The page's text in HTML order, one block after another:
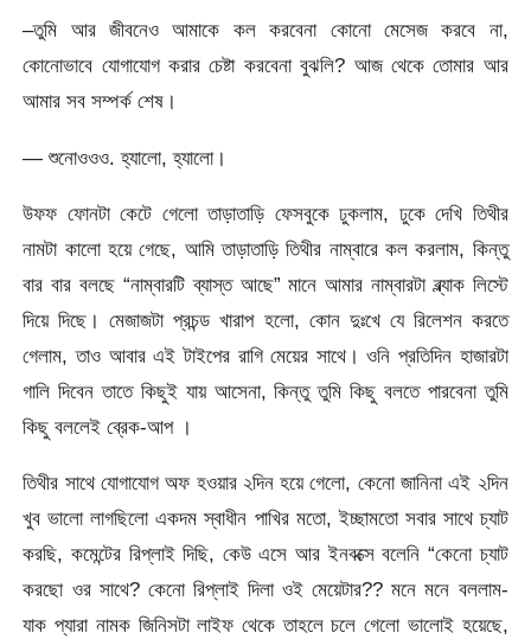
–তুমি আর জীবনেও আমাকে কল করবেনা কোনো মেসেজ করবে না,
কোনোভাবে যোগাযোগ করার চেষ্টা করবেনা বুঝলি? আজ থেকে তোমার আর
আমার সব সম্পর্ক শেষ।
— শুনোওওও. হ্যালো, হ্যালো।
উফফ ফোনটা কেটে গেলো তাড়াতাড়ি ফেসবুকে ঢুকলাম, ঢুকে দেখি তিথীর
নামটা কালো হয়ে গেছে, আমি তাড়াতাড়ি তিথীর নাম্বারে কল করলাম, কিন্তু
বার বার বলছে “নাম্বারটি ব্যাস্ত আছে” মানে আমার নাম্বারটা ব্ল্যাক লিস্টে
দিয়ে দিছে। মেজাজটা প্রচন্ড খারাপ হলো, কোন দুঃখে যে রিলেশন করতে
গেলাম, তাও আবার এই টাইপের রাগি মেয়ের সাথে। ওনি প্রতিদিন হাজারটা
গালি দিবেন তাতে কিছুই যায় আসেনা, কিন্তু তুমি কিছু বলতে পারবেনা তুমি
কিছু বললেই ব্রেক-আপ ।
তিথীর সাথে যোগাযোগ অফ হওয়ার ২দিন হয়ে গেলো, কেনো জানিনা এই ২দিন
খুব ভালো লাগছিলো একদম স্বাধীন পাখির মতো, ইচ্ছামতো সবার সাথে চ্যাট
করছি, কমেন্টের রিপ্লাই দিছি, কেউ এসে আর ইনবক্সে বলেনি “কেনো চ্যাট
করছো ওর সাথে? কেনো রিপ্লাই দিলা ওই মেয়েটার?? মনে মনে বললাম-
যাক প্যারা নামক জিনিসটা লাইফ থেকে তাহলে চলে গেলো ভালোই হয়েছে,